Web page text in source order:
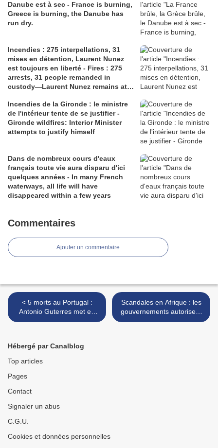
Danube est à sec - France is burning,
Greece is burning, the Danube has
run dry.
Incendies : 275 interpellations, 31
mises en détention, Laurent Nunez
est toujours en liberté - Fires : 275
arrests, 31 people remanded in
custody—Laurent Nunez remains at
Incendies de la Gironde : le ministre
de l'intérieur tente de se justifier -
Gironde wildfires: Interior Minister
attempts to justify himself
Dans de nombreux cours d'eaux
français toute vie aura disparu d'ici
quelques années - In many French
waterways, all life will have
disappeared within a few years
Commentaires
Ajouter un commentaire
< 5 morts au Portugal :
Antonio Guterres met en
cause le réchauffement
blames global warming
Scandales en Afrique : les
gouvernements autorisent
la destruction d'espèce
Hébergé par Canalblog
Top articles
Pages
Contact
Signaler un abus
C.G.U.
Cookies et données personnelles